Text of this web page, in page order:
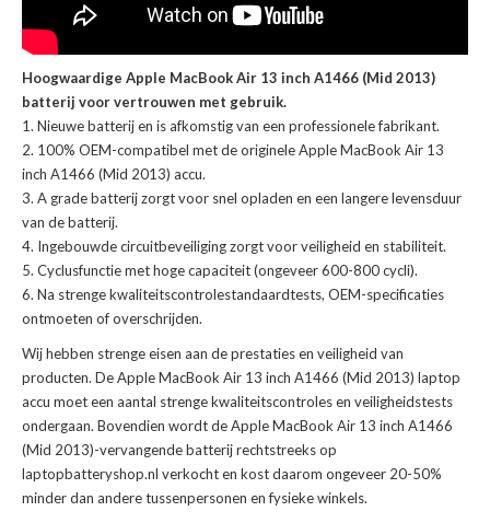
Hoogwaardige Apple MacBook Air 13 inch A1466 (Mid 2013)
batterij voor vertrouwen met gebruik.
Nieuwe batterij en is afkomstig van een professionele fabrikant.
100% OEM-compatibel met deoriginele Apple MacBook Air 13
inch A1466 (Mid 2013) accu.
A grade batterij zorgt voor snel opladen en een langere levensduur
van de batterij.
Ingebouwde circuitbeveiliging zorgt voor veiligheid en stabiliteit.
Cyclusfunctie met hoge capaciteit (ongeveer 600-800 cycli).
Na strenge kwaliteitscontrolestandaardtests, OEM-specificaties
ontmoeten of overschrijden.
Wij hebben strenge eisen aan de prestaties en veiligheid van
producten. DeApple MacBook Air 13 inch A1466 (Mid 2013) laptop
accu moet een aantal strenge kwaliteitscontroles en veiligheidstests
ondergaan. Bovendien wordt deApple MacBook Air 13 inch A1466
(Mid 2013)-vervangende batterijrechtstreeks op
laptopbatteryshop.nl verkocht en kost daarom ongeveer 20-50%
minder dan andere tussenpersonen en fysieke winkels.